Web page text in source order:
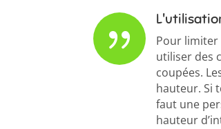
{
Pour limiter
utiliser des
coupées.
hauteur. Si
faut une
hauteur